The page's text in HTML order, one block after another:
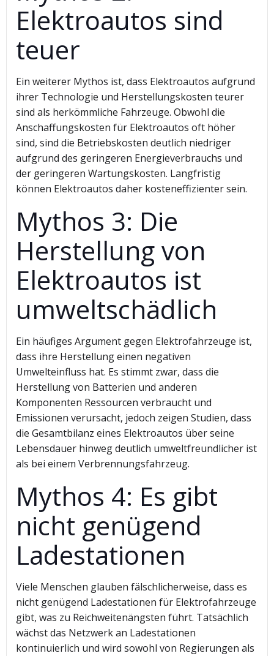
Elektroautos sind
teuer
Ein weiterer Mythos ist, dass Elektroautos aufgrund
ihrer Technologie und Herstellungskosten teurer
sind als herkömmliche Fahrzeuge. Obwohl die
Anschaffungskosten für Elektroautos oft höher
sind, sind die Betriebskosten deutlich niedriger
aufgrund des geringeren Energieverbrauchs und
der geringeren Wartungskosten. Langfristig
können Elektroautos daher kosteneffizienter sein.
Mythos 3: Die
Herstellung von
Elektroautos ist
umweltschädlich
Ein häufiges Argument gegen Elektrofahrzeuge ist,
dass ihre Herstellung einen negativen
Umwelteinfluss hat. Es stimmt zwar, dass die
Herstellung von Batterien und anderen
Komponenten Ressourcen verbraucht und
Emissionen verursacht, jedoch zeigen Studien, dass
die Gesamtbilanz eines Elektroautos über seine
Lebensdauer hinweg deutlich umweltfreundlicher ist
als bei einem Verbrennungsfahrzeug.
Mythos 4: Es gibt
nicht genügend
Ladestationen
Viele Menschen glauben fälschlicherweise, dass es
nicht genügend Ladestationen für Elektrofahrzeuge
gibt, was zu Reichweitenängsten führt. Tatsächlich
wächst das Netzwerk an Ladestationen
kontinuierlich und wird sowohl von Regierungen als